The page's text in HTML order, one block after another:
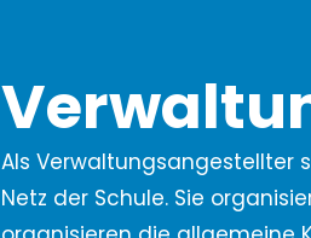
Als Verwaltungsangestellter
Netz der Schule. Sie